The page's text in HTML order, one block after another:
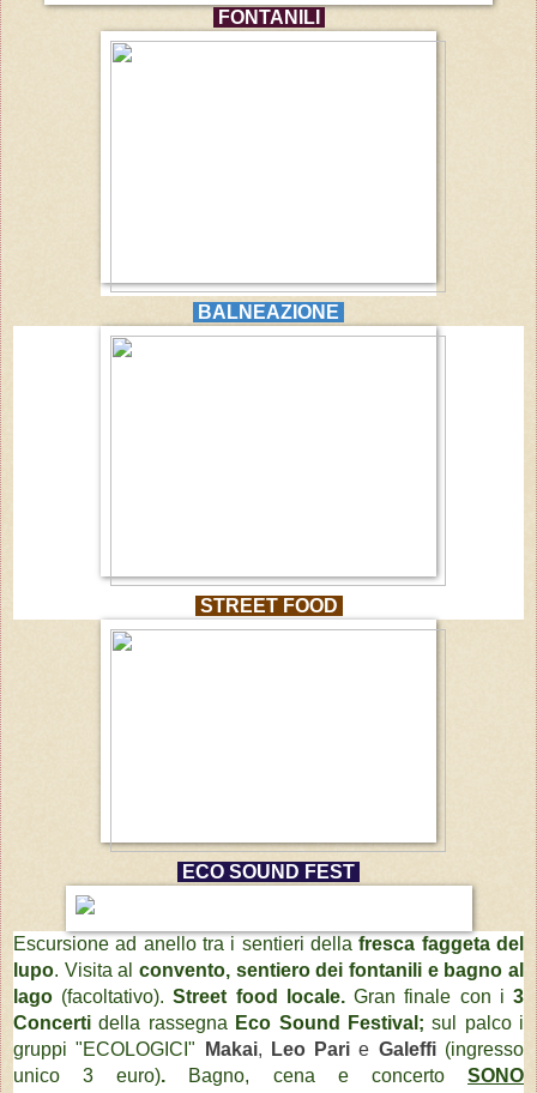
FONTANILI
BALNEAZIONE
STREET FOOD
ECO SOUND FEST
Escursione ad anello tra i sentieri dellafresca faggeta del
lupo. Visita alconvento, sentiero dei fontanili e bagno al
lago (facoltativo).Street food locale.Gran finale con i 3
Concertidella rassegna Eco Sound Festival;sul palco i
gruppi "ECOLOGICI" Makai, Leo Pari e Galeffi (ingresso
unico 3 euro). Bagno, cena e concertoSONO